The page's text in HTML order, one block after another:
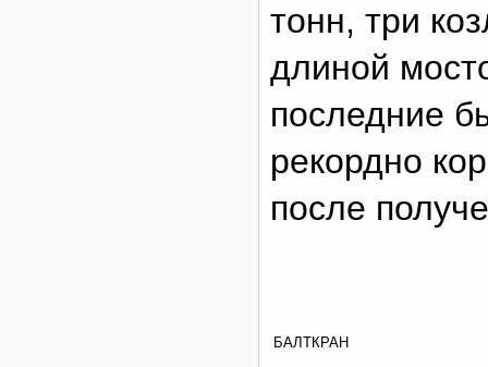
тонн, три
длиной
последние
рекордно
после
БАЛТКРАН